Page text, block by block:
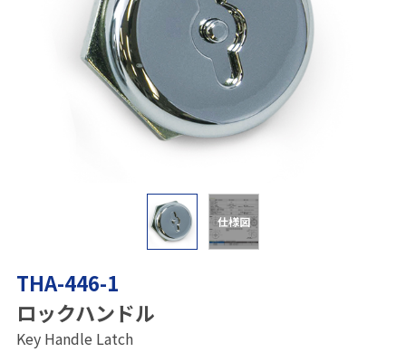
仕様図
THA-446-1
ロックハンドル
Key Handle Latch